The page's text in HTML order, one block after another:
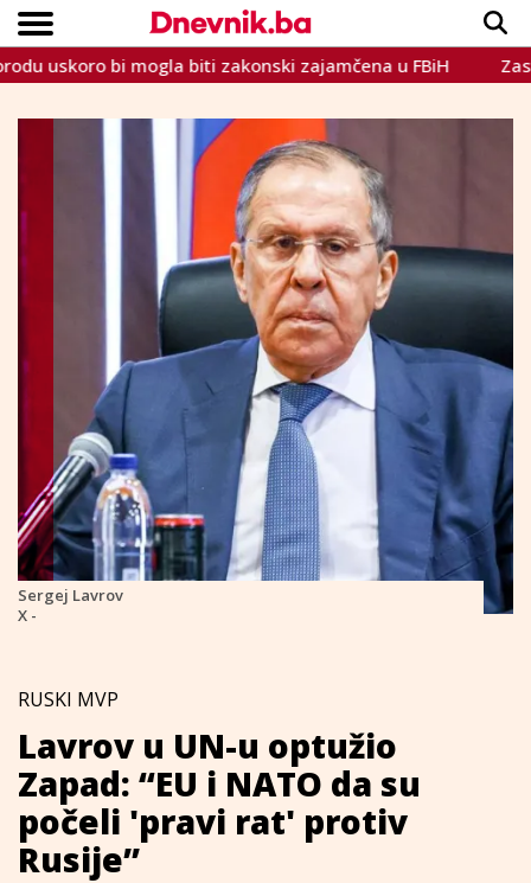
VIJESTI
SPORT
INTERVIEW
TEME
CRNA KRONIKA
LIFESTYLE
Copyright © Dnevnik.ba 2023.
bi mogla biti zakonski zajamčena u FBiH Zastupnik
Sergej Lavrov
X -
RUSKI MVP
Lavrov u UN-u optužio
Zapad: “EU i NATO da su
počeli 'pravi rat' protiv
Rusije”